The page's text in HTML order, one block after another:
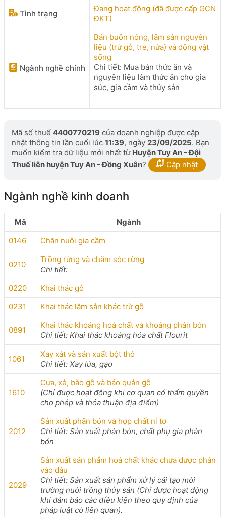
Tình trạng
Đang hoạt động (đã được cấp GCN
ĐKT)
Ngành nghề chính
Bán buôn nông, lâm sản nguyên
liệu (trừ gỗ, tre, nứa) và động vật
sống
Chi tiết: Mua bán thức ăn và
nguyên liệu làm thức ăn cho gia
súc, gia cầm và thủy sản
Mã số thuế 4400770219 của doanh nghiệp được cập
nhật thông tin lần cuối lúc 11:39, ngày 23/09/2025. Bạn
muốn kiểm tra dữ liệu mới nhất từ Huyện Tuy An - Đội
Thuế liên huyện Tuy An - Đồng Xuân? Cập nhật
Ngành nghề kinh doanh
Mã
Ngành
0146
Chăn nuôi gia cầm
0210
Trồng rừng và chăm sóc rừng
Chi tiết:
0220
Khai thác gỗ
0231
Khai thác lâm sản khác trừ gỗ
0891
Khai thác khoáng hoá chất và khoáng phân bón
Chi tiết: Khai thác khoáng hóa chất Flourit
1061
Xay xát và sản xuất bột thô
Chi tiết: Xay lúa, gạo
1610
Cưa, xẻ, bào gỗ và bảo quản gỗ
(Chỉ được hoạt động khi cơ quan có thẩm quyền
cho phép và thỏa thuận địa điểm)
2012
Sản xuất phân bón và hợp chất ni tơ
Chi tiết: Sản xuất phân bón, chất phụ gia phân
bón
2029
Sản xuất sản phẩm hoá chất khác chưa được phân
vào đâu
Chi tiết: Sản xuất sản phẩm xử lý cải tạo môi
trường nuôi trồng thủy sản (Chỉ được hoạt động
khi đảm bảo các điều kiện theo quy định của
pháp luật có liên quan).